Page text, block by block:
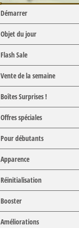
Démarrer
Objet du jour
Flash Sale
Vente de la semaine
Boîtes Surprises !
Offres spéciales
Pour débutants
Apparence
Réinitialisation
Booster
Améliorations